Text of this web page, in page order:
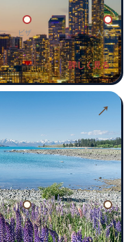
ビザ 入学
詳しく見る
↗
ビザ 入学